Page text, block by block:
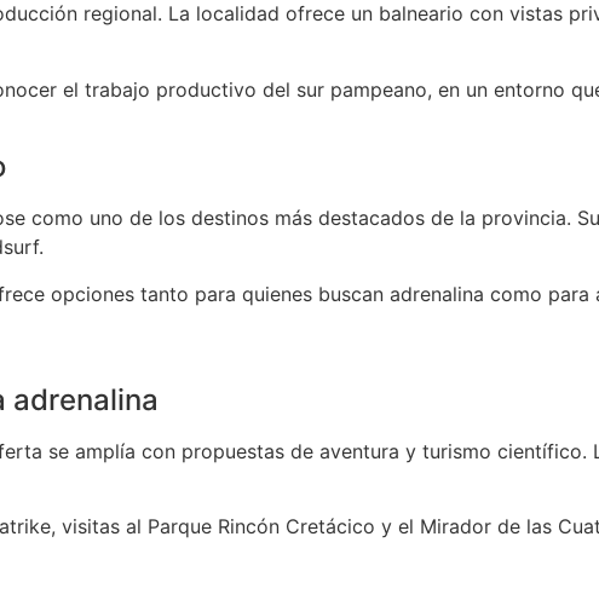
regional. La localidad ofrece un balneario con vistas
el trabajo productivo del sur pampeano, en un entorno
como uno de los destinos más destacados de la provincia.
opciones tanto para quienes buscan adrenalina como
adrenalina
se amplía con propuestas de aventura y turismo
visitas al Parque Rincón Cretácico y el Mirador de las